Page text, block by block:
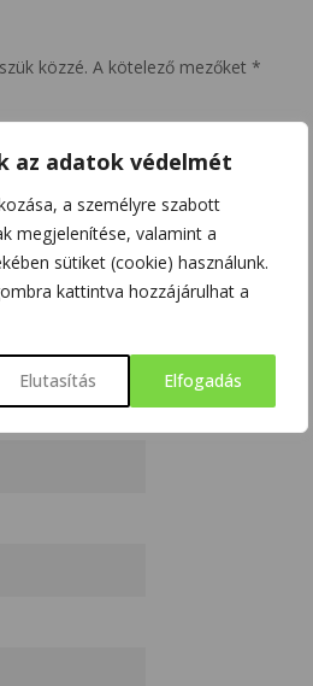
az adatok védelmét
a személyre szabott
megjelenítése, valamint a
sütiket (cookie) használunk.
kattintva hozzájárulhat a
Elutasítás Elfogadás
közzé. A kötelező mezőket *